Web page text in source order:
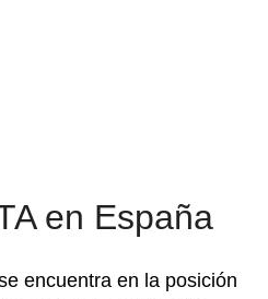
en España
encuentra en la posición